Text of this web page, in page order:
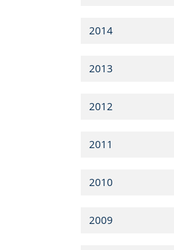
2014
2013
2012
2011
2010
2009